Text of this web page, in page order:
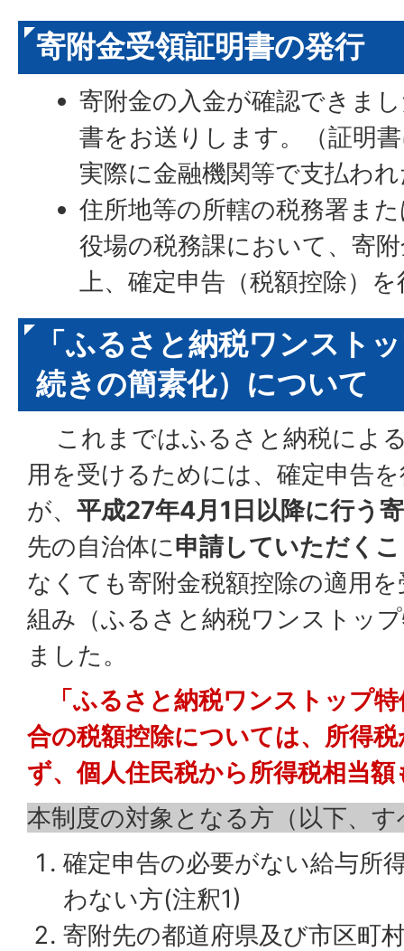
寄附金受領証明書の発行
寄附金の入金が確認できま
書をお送りします。（証明
実際に金融機関等で支払わ
住所地等の所轄の税務署ま
役場の税務課において、寄
上、確定申告（税額控除）
「ふるさと納税ワンスト
続きの簡素化）について
これまではふるさと納税によ
用を受けるためには、確定申告
が、 平成27年4月1日以降に行う
先の自治体に申請していただく
なくても寄附金税額控除の適用
組み（ふるさと納税ワンストッ
ました。
「ふるさと納税ワンストップ
合の税額控除については、所得
ず、個人住民税から所得税相当
本制度の対象となる方（以下、
確定申告の必要がない給与所
わない方(注釈1)
寄附先の都道府県及び市区町